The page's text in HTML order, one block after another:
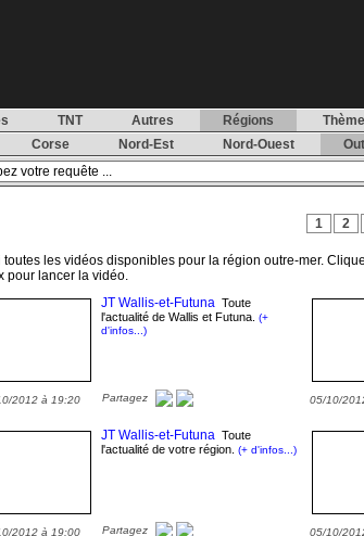
TNT Autres Régions
Corse Nord-Est Nord-Ouest
1 2
toutes les vidéos disponibles pour la région outre-mer.
pour lancer la vidéo.
JT Wallis-et-Futuna Toute
l'actualité de Wallis et Futuna. (+
d'infos...)
2012 à 19:20 Partagez 05/10/
JT Wallis-et-Futuna Toute
l'actualité de votre région. (+ d'infos...)
2012 à 19:00 Partagez 05/10/